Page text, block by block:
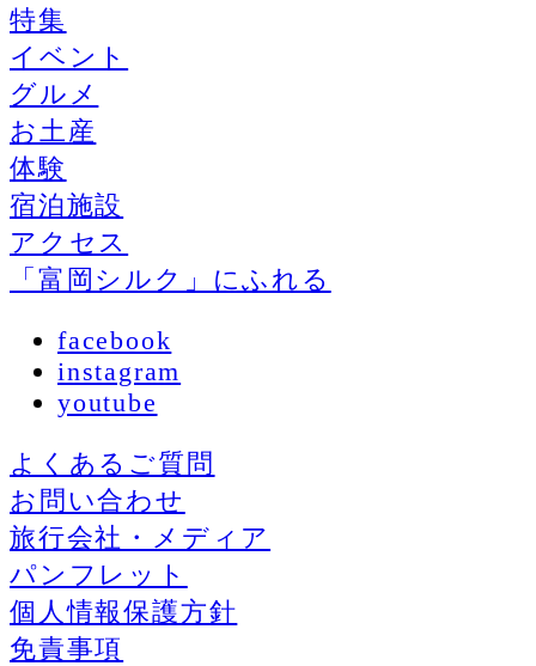
特集
イベント
グルメ
お土産
体験
宿泊施設
アクセス
「富岡シルク」にふれる
facebook
instagram
youtube
よくあるご質問
お問い合わせ
旅行会社・メディア
パンフレット
個人情報保護方針
免責事項